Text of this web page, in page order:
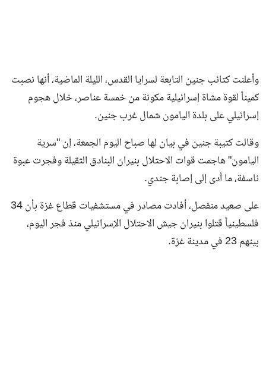
وأعلنت كتائب جنين التابعة لسرايا القدس، الليلة الماضية، أنها نصبت
كميناً لقوة مشاة إسرائيلية مكونة من خمسة عناصر، خلال هجوم
إسرائيلي على بلدة اليامون شمال غرب جنين.
وقالت كتيبة جنين في بيان لها صباح اليوم الجمعة، إن "سرية
اليامون" هاجمت قوات الاحتلال بنيران البنادق الثقيلة وفجرت عبوة
ناسفة، ما أدى إلى إصابة جندي.
على صعيد منفصل، أفادت مصادر في مستشفيات قطاع غزة بأن 34
فلسطينياً قتلوا بنيران جيش الاحتلال الإسرائيلي منذ فجر اليوم،
بينهم 23 في مدينة غزة.